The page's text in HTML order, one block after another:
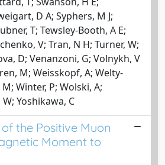
D A; Syphers, M J;
T; Tewsley-Booth, A E;
V; Tran, N H; Turner, W;
D; Venanzoni, G; Volnykh, V
M; Weisskopf, A; Welty-
Winter, P; Wolski, A;
Yoshikawa, C
the Positive Muon
Moment to